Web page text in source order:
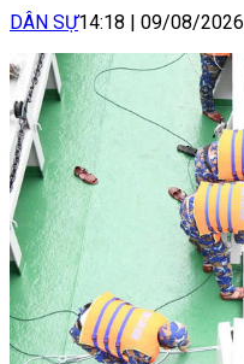
DÂN SỰ14:18 09/08/2026